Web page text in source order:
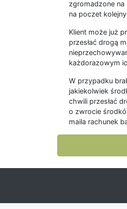
zgromadzone
na poczet
Klient może już
przesłać drogą
każdorazowym
W przypadku
jakiekolwiek
chwili przesłać
o zwrocie
maila rachunek